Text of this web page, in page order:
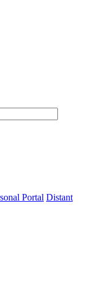
Portal Distant